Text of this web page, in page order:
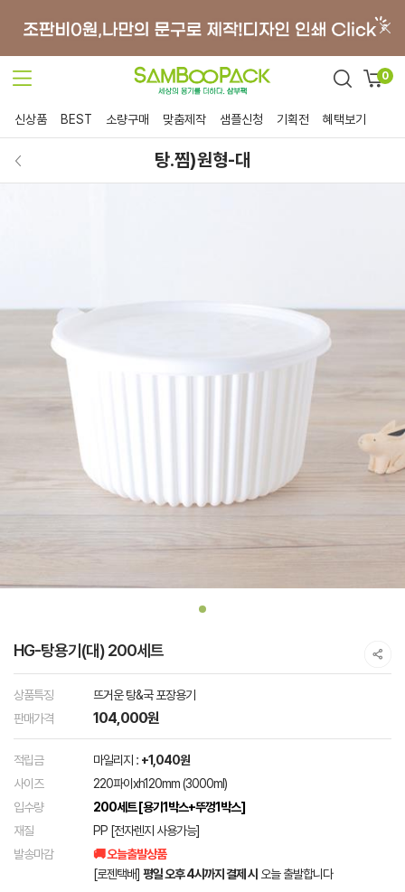
0
신상품 BEST 소량구매 맞춤제작 샘플신청 기획전 혜택보기
탕.찜)원형-대
HG-탕용기(대) 200세트
상품특징
뜨거운 탕&국 포장용기
판매가격
104,000원
적립금 마일리지 : +1,040원
사이즈
220파이xh120mm (3000ml)
입수량
200세트 [용기1박스+뚜껑1박스]
재질
PP [전자렌지 사용가능]
발송마감
🚚 오늘출발상품
[로젠택배] 평일 오후 4시까지 결제 시 오늘 출발합니다